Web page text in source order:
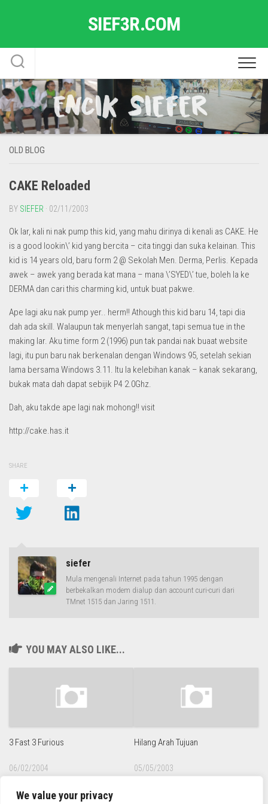
We value your privacy
SIEF3R.COM
OLD BLOG
CAKE Reloaded
BY SIEFER · 02/11/2003
Ok lar, kali ni nak pump this kid, yang mahu dirinya di kenali as CAKE. He
is a good lookin\’ kid yang bercita – cita tinggi dan suka kelainan. This
kid is 14 years old, baru form 2 @ Sekolah Men. Derma, Perlis. Kepada
awek – awek yang berada kat mana – mana \’SYED\’ tue, boleh la ke
DERMA dan cari this charming kid, untuk buat pakwe.
Ape lagi aku nak pump yer.. herm!! Athough this kid baru 14, tapi dia
dah ada skill. Walaupun tak menyerlah sangat, tapi semua tue in the
making lar. Aku time form 2 (1996) pun tak pandai nak buaat website
lagi, itu pun baru nak berkenalan dengan Windows 95, setelah sekian
lama bersama Windows 3.11. Itu la kelebihan kanak – kanak sekarang,
bukak mata dah dapat sebijik P4 2.0Ghz.
Dah, aku takde ape lagi nak mohong!! visit
http://cake.has.it
SHARE
siefer
Mula mengenali Internet pada tahun 1995 dengan
berbekalkan modem dialup dan account curi-curi dari
TMnet 1515 dan Jaring 1511.
YOU MAY ALSO LIKE...
3 Fast 3 Furious
06/02/2004
Hilang Arah Tujuan
05/05/2003